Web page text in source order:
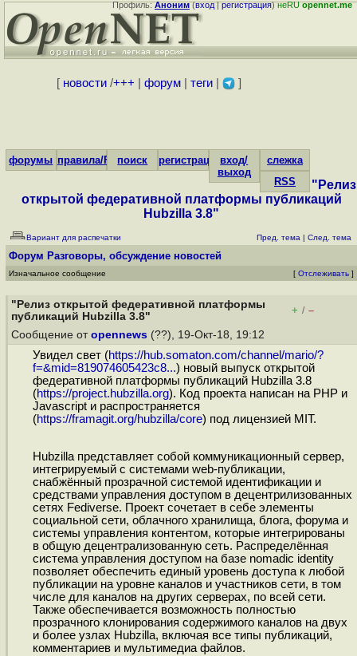
Профиль:Аноним(вход|регистрация)неRUopennet.me
[ новости/+++ форум| теги| ]
форумы правила/FAQпоиск регистрациявход/
выход
слежка
RSS
"Релиз
открытой федеративной платформы публикаций
Hubzilla 3.8"
Вариант для распечатки Пред. тема | След. тема
Форум Разговоры, обсуждение новостей
Изначальное сообщение [ Отслеживать ]
"Релиз открытой федеративной платформы
публикаций Hubzilla 3.8"
+ / –
Сообщение от opennews (??), 19-Окт-18, 19:12
Увидел свет (https://hub.somaton.com/channel/mario/?
f=&mid=819074605423c8...) новый выпуск открытой
федеративной платформы публикаций Hubzilla 3.8
(https://project.hubzilla.org). Код проекта написан на PHP и
Javascript и распространяется
(https://framagit.org/hubzilla/core) под лицензией MIT.
Hubzilla представляет собой коммуникационный сервер,
интегрируемый с системами web-публикации,
снабжённый прозрачной системой идентификации и
средствами управления доступом в децентрилизованных
сетях Fediverse. Проект сочетает в себе элементы
социальной сети, облачного хранилища, блога, форума и
системы управления контентом, которые интегрированы
в общую децентрализованную сеть. Распределённая
система управления доступом на базе nomadic identity
позволяет обеспечить единый уровень доступа к любой
публикации на уровне каналов и участников сети, в том
числе для каналов на других серверах, по всей сети.
Также обеспечивается возможность полностью
прозрачного клонирования содержимого каналов на двух
и более узлах Hubzilla, включая все типы публикаций,
комментариев и мультимедиа файлов.